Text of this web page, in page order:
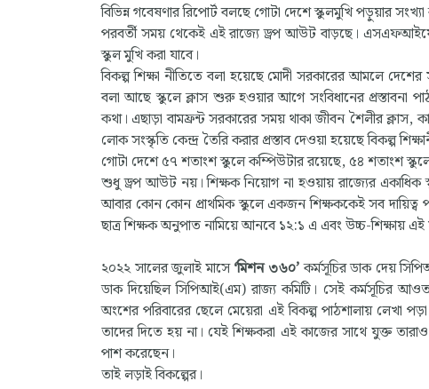
বিভিন্ন গবেষণার রিপোর্ট বলছে গোটা দেশে স্কুলমুখি পড়ুয়ার
পরবর্তী সময় থেকেই এই রাজ্যে ড্রপ আউট বাড়ছে।
স্কুল মুখি করা যাবে।
বিকল্প শিক্ষা নীতিতে বলা হয়েছে মোদী সরকারের আমলে
বলা আছে স্কুলে ক্লাস শুরু হওয়ার আগে সংবিধানের প্রস্তাবনা
কথা। এছাড়া বামফ্রন্ট সরকারের সময় থাকা জীবন শৈলীর ক্লাস,
লোক সংস্কৃতি কেন্দ্র তৈরি করার প্রস্তাব দেওয়া হয়েছে বিকল্প
গোটা দেশে ৫৭ শতাংশ স্কুলে কম্পিউটার রয়েছে, ৫৪ শতাংশ
শুধু ড্রপ আউট নয়। শিক্ষক নিয়োগ না হওয়ায় রাজ্যের একাধিক
আবার কোন কোন প্রাথমিক স্কুলে একজন শিক্ষককেই সব দায়িত্ব
ছাত্র শিক্ষক অনুপাত নামিয়ে আনবে ১২:১ এ এবং উচ্চ-শিক্ষায় এই
২০২২ সালের জুলাই মাসে‘মিশন ৩৬০’কর্মসূচির ডাক দেয়
ডাক দিয়েছিল সিপিআই(এম) রাজ্য কমিটি। সেই কর্মসূচির আওতায়
অংশের পরিবারের ছেলে মেয়েরা এই বিকল্প পাঠশালায় লেখা
তাদের দিতে হয় না। যেই শিক্ষকরা এই কাজের সাথে যুক্ত
পাশ করেছেন।
তাই লড়াই বিকল্পের।